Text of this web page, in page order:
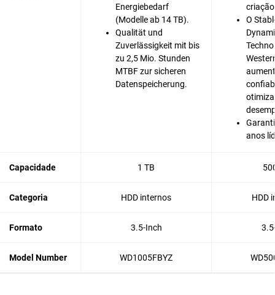
Energiebedarf
(Modelle ab 14 TB).
Qualität und
Zuverlässigkeit mit bis
zu 2,5 Mio. Stunden
MTBF zur sicheren
Datenspeicherung.
O
anos
Capacidade 1 TB
Categoria HDD internos HDD
Formato 3.5-Inch
Model Number WD1005FBYZ